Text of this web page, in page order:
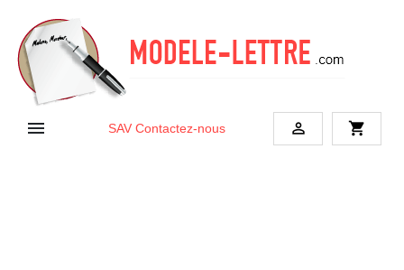
 SAV Contactez-nous  shopping_cart